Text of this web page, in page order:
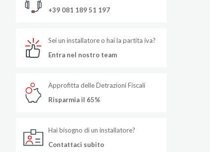
+39 081 189 51 197
Sei un installatore o hai la partita iva?
Entra nel nostro team
Approfitta delle Detrazioni Fiscali
Risparmia il 65%
Hai bisogno di un installatore?
Contattaci subito